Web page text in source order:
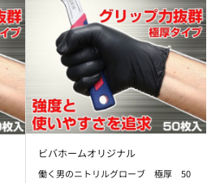
ビバホームオリジナル
働く男のニトリルグローブ 極厚 50